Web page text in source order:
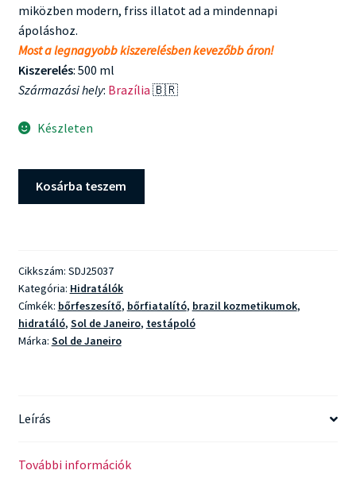
miközben modern, friss illatot ad a mindennapi
ápoláshoz.
Most a legnagyobb kiszerelésben kevezőbb áron!
Kiszerelés: 500 ml
Származási hely: Brazília 🇧🇷
Készleten
Beija
Flor
mennyiség
Kosárba teszem
Cikkszám: SDJ25037
Kategória: Hidratálók
Címkék: bőrfeszesítő, bőrfiatalító, brazil kozmetikumok,
hidratáló, Sol de Janeiro, testápoló
Márka: Sol de Janeiro
Leírás
További információk